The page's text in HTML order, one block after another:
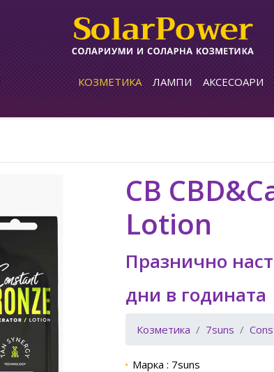
КОЗМЕТИКА ЛАМПИ АКСЕСОАРИ
CB
Lotion
Празнично
дни в годината
Козметика 7suns
Марка : 7suns